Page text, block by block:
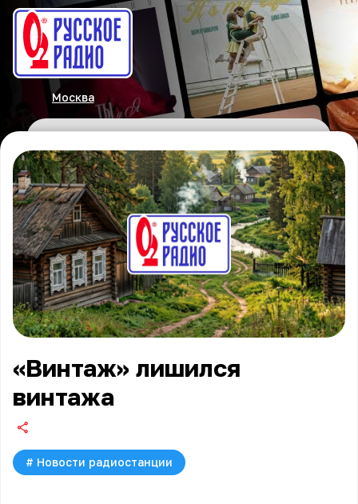
Москва
«Винтаж» лишился
винтажа
# Новости радиостанции